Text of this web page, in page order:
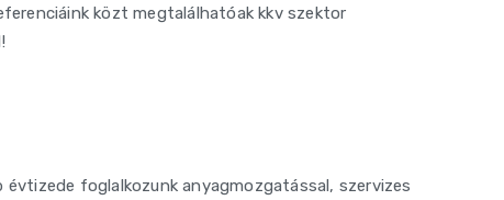
közt megtalálhatóak kkv szektor
évtizede foglalkozunk anyagmozgatással, szervizes